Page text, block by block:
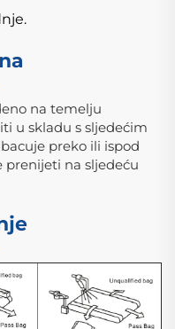
na temelju
u skladu s sljedećim
preko ili ispod
prenijeti na sljedeću